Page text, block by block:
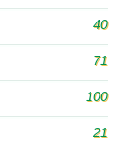
40
71
100
21